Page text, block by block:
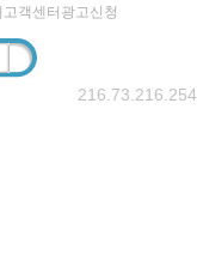
고객센터 광고신청
216.73.216.254